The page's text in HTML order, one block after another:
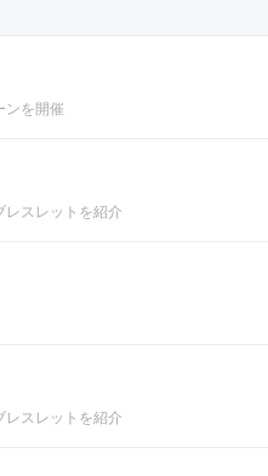
ンを開催
レスレットを紹介
レスレットを紹介